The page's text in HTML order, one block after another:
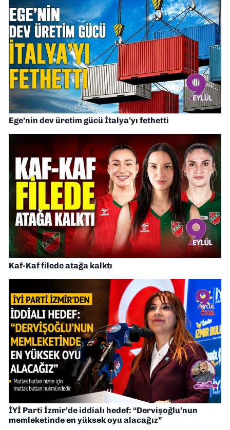
Ege’nin dev üretim gücü İtalya’yı fethetti
Kaf-Kaf filede atağa kalktı
İYİ Parti İzmir’de iddialı hedef: “Dervişoğlu’nun
memleketinde en yüksek oyu alacağız”